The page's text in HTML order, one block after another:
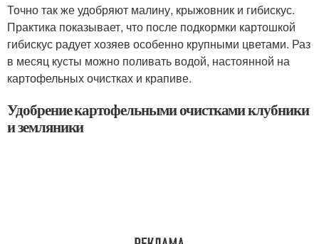
Точно так же удобряют малину, крыжовник и гибискус.
Практика показывает, что после подкормки картошкой
гибискус радует хозяев особенно крупными цветами. Раз
в месяц кусты можно поливать водой, настоянной на
картофельных очистках и крапиве.
Удобрение картофельными очистками клубники
и земляники